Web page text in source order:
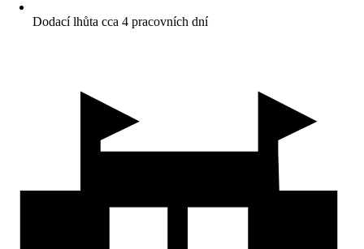
Dodací lhůta cca 4 pracovních dní